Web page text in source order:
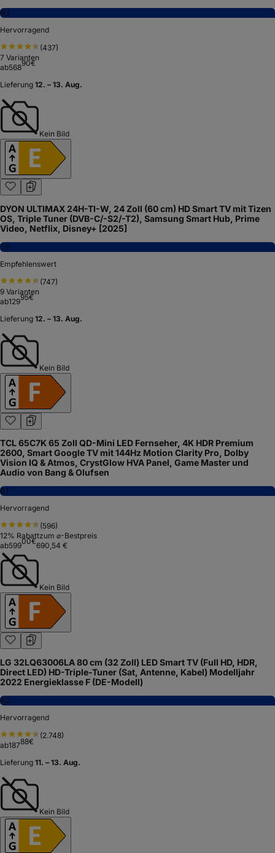
8,2
Hervorragend
(437)
7 Varianten
ab56890€
Lieferung 12. – 13. Aug.
Kein Bild
DYON ULTIMAX 24H-TI-W, 24 Zoll (60 cm) HD Smart TV mit Tizen
OS, Triple Tuner (DVB-C/-S2/-T2), Samsung Smart Hub, Prime
Video, Netflix, Disney+ [2025]
7,9
Empfehlenswert
(747)
9 Varianten
ab12995€
Lieferung 12. – 13. Aug.
Kein Bild
TCL 65C7K 65 Zoll QD-Mini LED Fernseher, 4K HDR Premium
2600, Smart Google TV mit 144Hz Motion Clarity Pro, Dolby
Vision IQ & Atmos, CrystGlow HVA Panel, Game Master und
Audio von Bang & Olufsen
8,1
Hervorragend
(596)
12% Rabattzum ⌀-Bestpreis
ab59900€690,54 €
Kein Bild
LG 32LQ63006LA 80 cm (32 Zoll) LED Smart TV (Full HD, HDR,
Direct LED) HD-Triple-Tuner (Sat, Antenne, Kabel) Modelljahr
2022 Energieklasse F (DE-Modell)
8,2
Hervorragend
(2.748)
ab18788€
Lieferung 11. – 13. Aug.
Kein Bild